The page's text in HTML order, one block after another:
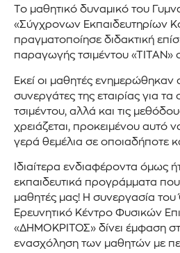
Το μαθητικό δυναμικό του
«Σύγχρονων Εκπαιδευτηρίων
πραγματοποίησε διδακτική
παραγωγής τσιμέντου «ΤΙΤΑΝ»
Εκεί οι μαθητές ενημερώθηκαν
συνεργάτες της εταιρίας για
τσιμέντου, αλλά και τις
χρειάζεται, προκειμένου αυτό
γερά θεμέλια σε οποιαδήποτε
Ιδιαίτερα ενδιαφέροντα όμως
εκπαιδευτικά προγράμματα
μαθητές μας! Η συνεργασία του
Ερευνητικό Κέντρο Φυσικών
«ΔΗΜΟΚΡΙΤΟΣ» δίνει έμφαση
ενασχόληση των μαθητών με